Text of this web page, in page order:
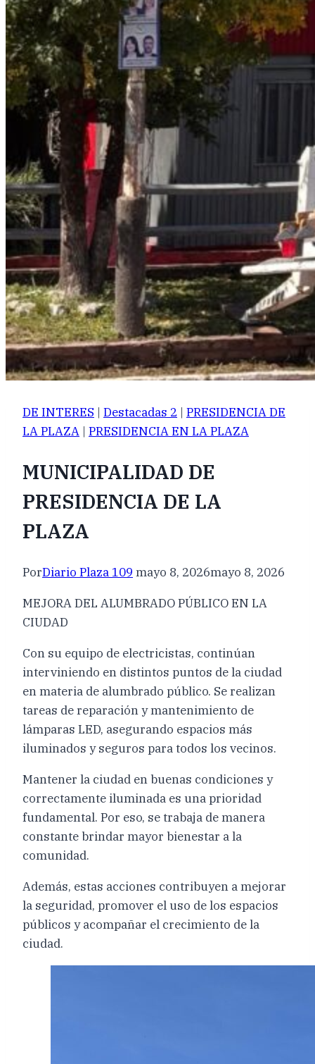
DE INTERES | Destacadas 2 | PRESIDENCIA DE
LA PLAZA | PRESIDENCIA EN LA PLAZA
MUNICIPALIDAD DE
PRESIDENCIA DE LA
PLAZA
PorDiario Plaza 109 mayo 8, 2026mayo 8, 2026
MEJORA DEL ALUMBRADO PÚBLICO EN LA
CIUDAD
Con su equipo de electricistas, continúan
interviniendo en distintos puntos de la ciudad
en materia de alumbrado público. Se realizan
tareas de reparación y mantenimiento de
lámparas LED, asegurando espacios más
iluminados y seguros para todos los vecinos.
Mantener la ciudad en buenas condiciones y
correctamente iluminada es una prioridad
fundamental. Por eso, se trabaja de manera
constante brindar mayor bienestar a la
comunidad.
Además, estas acciones contribuyen a mejorar
la seguridad, promover el uso de los espacios
públicos y acompañar el crecimiento de la
ciudad.